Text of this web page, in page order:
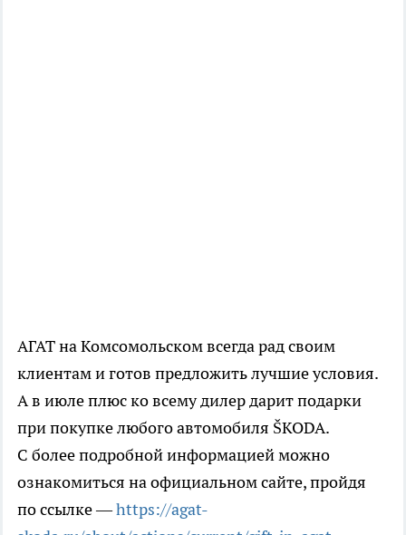
АГАТ на Комсомольском всегда рад своим
клиентам и готов предложить лучшие условия.
А в июле плюс ко всему дилер дарит подарки
при покупке любого автомобиля ŠKODA.
С более подробной информацией можно
ознакомиться на официальном сайте, пройдя
по ссылке —https://agat-